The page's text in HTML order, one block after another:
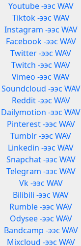
Youtube -ээс WAV
Tiktok -ээс WAV
Instagram -ээс WAV
Facebook -ээс WAV
Twitter -ээс WAV
Twitch -ээс WAV
Vimeo -ээс WAV
Soundcloud -ээс WAV
Reddit -ээс WAV
Dailymotion -ээс WAV
Pinterest -ээс WAV
Tumblr -ээс WAV
Linkedin -ээс WAV
Snapchat -ээс WAV
Telegram -ээс WAV
Vk -ээс WAV
Bilibili -ээс WAV
Rumble -ээс WAV
Odysee -ээс WAV
Bandcamp -ээс WAV
Mixcloud -ээс WAV